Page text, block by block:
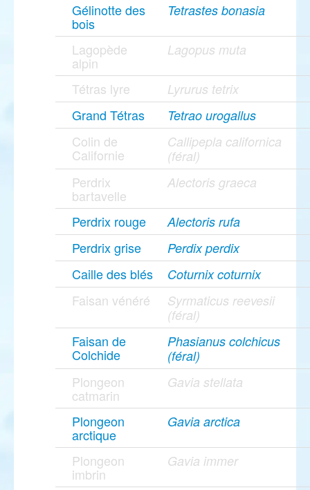
Gélinotte des
bois
Tetrastes bonasia
Lagopède
alpin
Lagopus muta
Tétras lyre Lyrurus tetrix
Grand Tétras Tetrao urogallus
Colin de
Californie
Callipepla californica
(féral)
Perdrix
bartavelle
Alectoris graeca
Perdrix rouge Alectoris rufa
Perdrix grise Perdix perdix
Caille des blés Coturnix coturnix
Faisan vénéré
Syrmaticus reevesii
(féral)
Faisan de
Colchide
Phasianus colchicus
(féral)
Plongeon
catmarin
Gavia stellata
Plongeon
arctique
Gavia arctica
Plongeon
imbrin
Gavia immer